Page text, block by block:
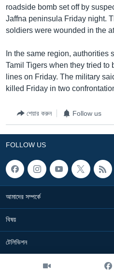
সম্পাদকীয়
টেলিভিশন
ভিডিও
Learning English
অন্য ভাষায় ওয়েব সাইট
roadside bomb set off by
Jaffna peninsula Friday night.
soldiers were wounded in the
In the same region, authorities
Tamil Tigers when they tried to
lines on Friday. The military
killed Friday in two
শেয়ার করুন Follow us
FOLLOW US
আমাদের সম্পর্কে
বিষয়
টেলিভিশন